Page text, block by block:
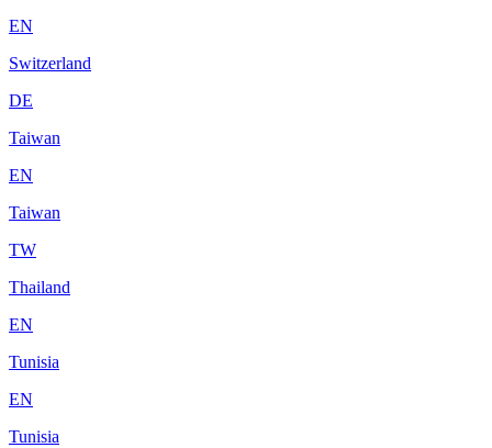
EN
Switzerland
DE
Taiwan
EN
Taiwan
TW
Thailand
EN
Tunisia
EN
Tunisia